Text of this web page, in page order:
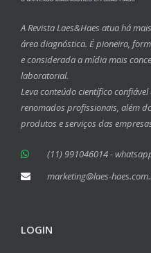
A Revista Laes&Haes atua há
área diagnóstica. É pioneira,
e considerada a mídia mais
laboratorial.
Leva conteúdo científico
renomados profissionais, além
produtos e serviços das
(11) 991046014 -
marketing@laes-
LOGIN